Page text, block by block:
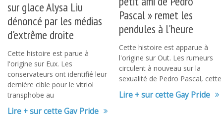
sur glace Alysa Liu
dénoncé par les médias
d'extrême droite
Cette histoire est parue à
l'origine sur Eux. Les
conservateurs ont identifié leur
dernière cible pour le vitriol
transphobe au
Lire + sur cette Gay Pride
Pascal » remet les
pendules à l'heure
Cette histoire est apparue à
l'origine sur Out. Les rumeurs
circulent à nouveau sur la
sexualité de Pedro Pascal, cette
Lire + sur cette Gay Pride